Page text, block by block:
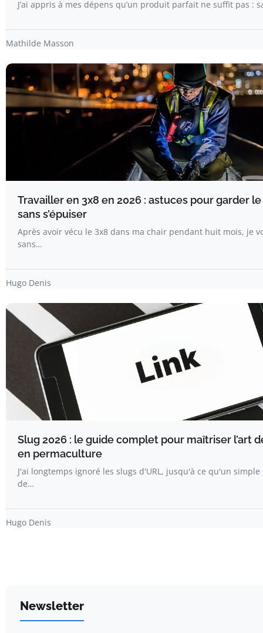
J’ai appris à mes dépens qu’un produit parfait ne suffit pas :
Mathilde Masson
Travailler en 3x8 en 2026 : astuces pour garder
sans s’épuiser
Après avoir vécu le 3x8 dans ma chair pendant huit mois, je
sans…
Hugo Denis
Slug 2026 : le guide complet pour maîtriser l’art
en permaculture
J'ai longtemps ignoré les slugs d'URL, jusqu'à ce qu'un
de…
Hugo Denis
Newsletter